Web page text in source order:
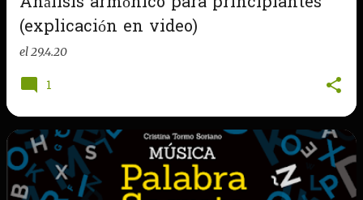
(explicación en video)
el29.4.20
1